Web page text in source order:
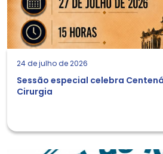
24 de julho de 2026
Sessão especial celebra
Cirurgia